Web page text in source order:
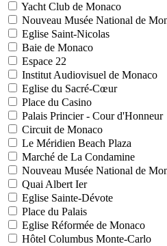
Yacht Club de Monaco
Nouveau Musée National de
Eglise Saint-Nicolas
Baie de Monaco
Espace 22
Institut Audiovisuel de Monaco
Eglise du Sacré-Cœur
Place du Casino
Palais Princier - Cour d'Honneur
Circuit de Monaco
Le Méridien Beach Plaza
Marché de La Condamine
Nouveau Musée National de
Quai Albert Ier
Eglise Sainte-Dévote
Place du Palais
Eglise Réformée de Monaco
Hôtel Columbus Monte-Carlo